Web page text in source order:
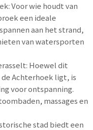
Voor wie houdt van
een ideale
aan het strand,
van watersporten
Hoewel dit
Achterhoek ligt, is
voor ontspanning.
massages en
stad biedt een